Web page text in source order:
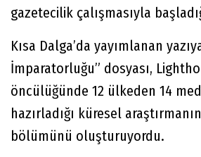
gazetecilik çalışmasıyla
Kısa Dalga’da yayımlanan
İmparatorluğu” dosyası,
öncülüğünde 12 ülkeden 14
hazırladığı küresel
bölümünü oluşturuyordu.